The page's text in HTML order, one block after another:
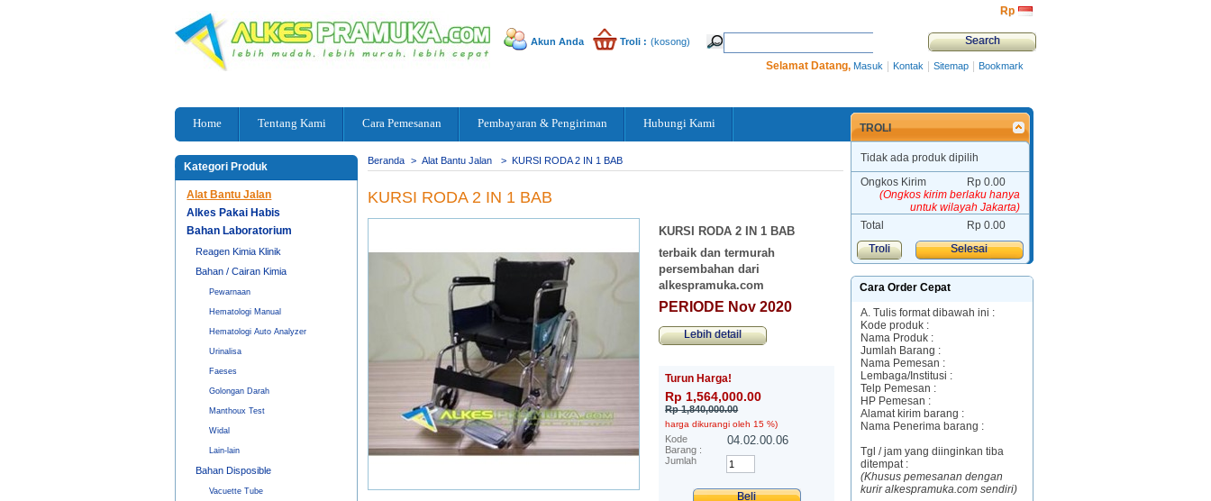
Rp‎
Troli : (kosong)
Akun Anda
Selamat Datang, Masuk | Kontak | Sitemap | Bookmark
Home Tentang Kami Cara Pemesanan Pembayaran & Pengiriman Hubungi Kami
Kategori Produk
Alat Bantu Jalan
Alkes Pakai Habis
Bahan Laboratorium
Reagen Kimia Klinik
Bahan / Cairan Kimia
Pewarnaan
Hematologi Manual
Hematologi Auto Analyzer
Urinalisa
Faeses
Golongan Darah
Manthoux Test
Widal
Lain-lain
Bahan Disposible
Vacuette Tube
Beranda > Alat Bantu Jalan > KURSI RODA 2 IN 1 BAB
KURSI RODA 2 IN 1 BAB
KURSI RODA 2 IN 1 BAB
terbaik dan termurah
persembahan dari
alkespramuka.com
PERIODE Nov 2020
Lebih detail
Turun Harga!
Rp‎ 1,564,000.00
Rp‎ 1,840,000.00
harga dikurangi oleh 15 %)
Kode
Barang :
04.02.00.06
Jumlah
TROLI
Tidak ada produk dipilih
Ongkos Kirim
Rp‎ 0.00
(Ongkos kirim berlaku hanya
untuk wilayah Jakarta)
Total
Rp‎ 0.00
Troli
Selesai
Cara Order Cepat
A. Tulis format dibawah ini :
Kode produk :
Nama Produk :
Jumlah Barang :
Nama Pemesan :
Lembaga/Institusi :
Telp Pemesan :
HP Pemesan :
Alamat kirim barang :
Nama Penerima barang :
Tgl / jam yang diinginkan tiba
ditempat :
(Khusus pemesanan dengan
kurir alkespramuka.com sendiri)